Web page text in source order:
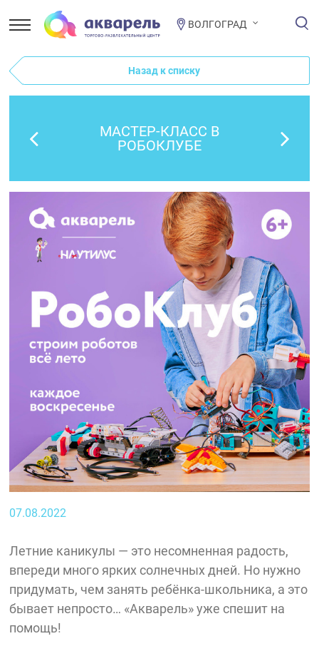
ВОЛГОГРАД
Назад к списку
МАСТЕР-КЛАСС В
РОБОКЛУБЕ
07.08.2022
Летние каникулы — это несомненная радость,
впереди много ярких солнечных дней. Но нужно
придумать, чем занять ребёнка-школьника, а это
бывает непросто… «Акварель» уже спешит на
помощь!